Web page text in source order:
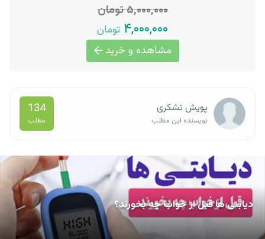
۵,۰۰۰,۰۰۰ تومان
۴,۰۰۰,۰۰۰ تومان
مشاهده و خرید
پویش تشکری
نویسنده این مطلب
134
مطلب
دیابتی ها قبل از خواب چه بخورند؟